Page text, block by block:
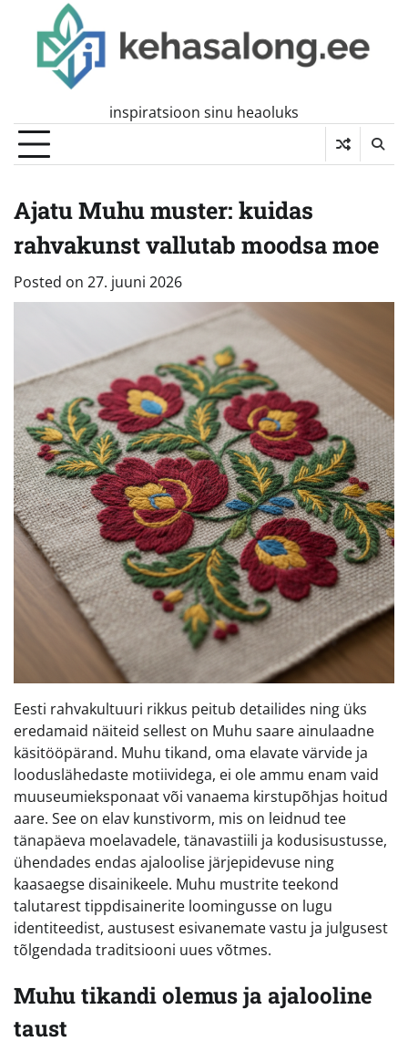
content
inspiratsioon sinu heaoluks
Ajatu Muhu muster: kuidas
rahvakunst vallutab moodsa moe
Posted on 27. juuni 2026
Eesti rahvakultuuri rikkus peitub detailides ning üks
eredamaid näiteid sellest on Muhu saare ainulaadne
käsitööpärand. Muhu tikand, oma elavate värvide ja
looduslähedaste motiividega, ei ole ammu enam vaid
muuseumieksponaat või vanaema kirstupõhjas hoitud
aare. See on elav kunstivorm, mis on leidnud tee
tänapäeva moelavadele, tänavastiili ja kodusisustusse,
ühendades endas ajaloolise järjepidevuse ning
kaasaegse disainikeele. Muhu mustrite teekond
talutarest tippdisainerite loomingusse on lugu
identiteedist, austusest esivanemate vastu ja julgusest
tõlgendada traditsiooni uues võtmes.
Muhu tikandi olemus ja ajalooline
taust